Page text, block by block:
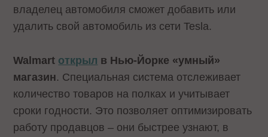
владелец автомобиля сможет добавить или
удалить свой автомобиль из сети Tesla.
Walmart открыл в Нью-Йорке «умный»
магазин. Специальная система отслеживает
количество товаров на полках и учитывает
сроки годности. Это позволяет оптимизировать
работу продавцов – они быстрее узнают, в